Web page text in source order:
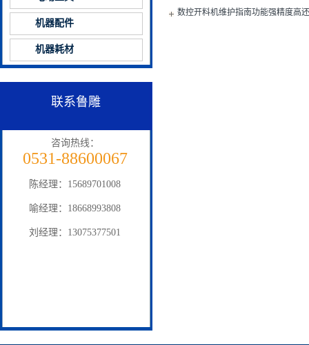
配款数控开料机维护指南功能强精度高
机器配件
机器耗材
联系鲁雕
咨询热线：
0531-88600067
陈经理：15689701008
喻经理：18668993808
刘经理：13075377501